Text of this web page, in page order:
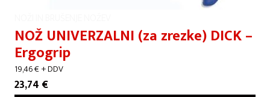
NOŽ UNIVERZALNI (za zrezke) DICK –
Ergogrip
19,46€+ DDV
23,74 €